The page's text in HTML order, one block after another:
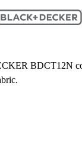
Skip to main content